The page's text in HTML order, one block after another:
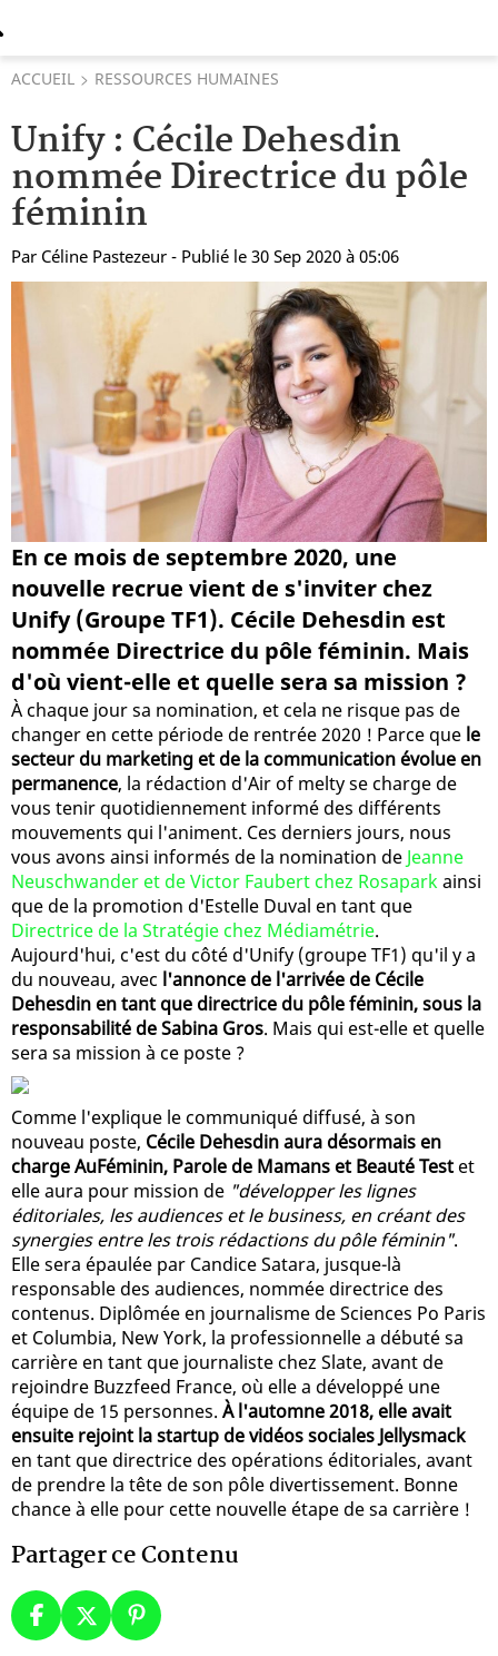
ACCUEIL RESSOURCES HUMAINES
Unify : Cécile Dehesdin
nommée Directrice du pôle
féminin
Par Céline Pastezeur - Publié le 30 Sep 2020 à 05:06
En ce mois de septembre 2020, une
nouvelle recrue vient de s'inviter chez
Unify (Groupe TF1). Cécile Dehesdin est
nommée Directrice du pôle féminin. Mais
d'où vient-elle et quelle sera sa mission ?
À chaque jour sa nomination, et cela ne risque pas de
changer en cette période de rentrée 2020 ! Parce que le
secteur du marketing et de la communication évolue en
permanence, la rédaction d'Air of melty se charge de
vous tenir quotidiennement informé des différents
mouvements qui l'animent. Ces derniers jours, nous
vous avons ainsi informés de la nomination de Jeanne
Neuschwander et de Victor Faubert chez Rosaparkainsi
que de la promotion d'Estelle Duval en tant que
Directrice de la Stratégie chez Médiamétrie.
Aujourd'hui, c'est du côté d'Unify (groupe TF1) qu'il y a
du nouveau, avec l'annonce de l'arrivée de Cécile
Dehesdin en tant que directrice du pôle féminin, sous la
responsabilité de Sabina Gros. Mais qui est-elle et quelle
sera sa mission à ce poste ?
Comme l'explique le communiqué diffusé, à son
nouveau poste, Cécile Dehesdin aura désormais en
charge AuFéminin, Parole de Mamans et Beauté Test et
elle aura pour mission de "développer les lignes
éditoriales, les audiences et le business, en créant des
synergies entre les trois rédactions du pôle féminin".
Elle sera épaulée par Candice Satara, jusque-là
responsable des audiences, nommée directrice des
contenus. Diplômée en journalisme de Sciences Po Paris
et Columbia, New York, la professionnelle a débuté sa
carrière en tant que journaliste chez Slate, avant de
rejoindre Buzzfeed France, où elle a développé une
équipe de 15 personnes. À l'automne 2018, elle avait
ensuite rejoint la startup de vidéos sociales Jellysmack
en tant que directrice des opérations éditoriales, avant
de prendre la tête de son pôle divertissement. Bonne
chance à elle pour cette nouvelle étape de sa carrière !
Partager ce Contenu